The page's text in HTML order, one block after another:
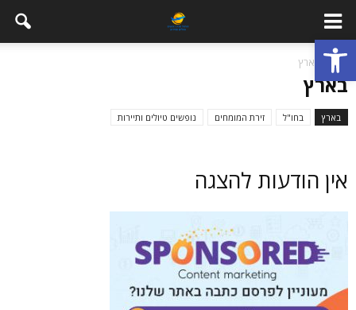
פתח סרגל נגישות
בית בארץ
בארץ
בארץ בחו"ל זירת המומחים נופשים טיולים ותיירות
אין הודעות להצגה